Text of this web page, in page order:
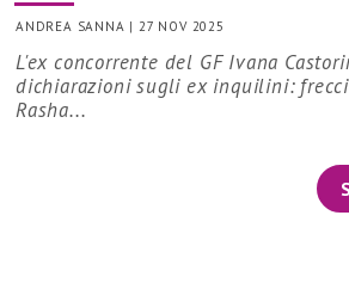
ANDREA SANNA |27 NOV 2025
L'ex concorrente del GF Ivana
dichiarazioni sugli ex inquilini:
Rasha...